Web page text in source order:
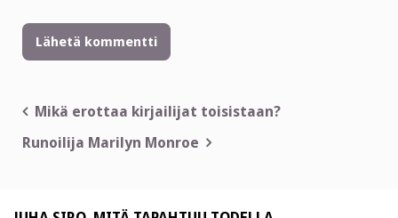
Artikkelien
selaus
Mikä erottaa kirjailijat toisistaan?
Runoilija Marilyn Monroe